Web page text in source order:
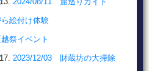
絵付け体験
祭イベント
2023/12/03 財蔵坊の大掃除